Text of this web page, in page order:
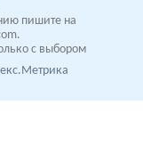
пишите на
с выбором